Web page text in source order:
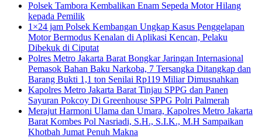
Polsek Tambora Kembalikan Enam Sepeda Motor Hilang
kepada Pemilik
1×24 jam Polsek Kembangan Ungkap Kasus Penggelapan
Motor Bermodus Kenalan di Aplikasi Kencan, Pelaku
Dibekuk di Ciputat
Polres Metro Jakarta Barat Bongkar Jaringan Internasional
Pemasok Bahan Baku Narkoba, 7 Tersangka Ditangkap dan
Barang Bukti 1,1 ton Senilai Rp119 Miliar Dimusnahkan
Kapolres Metro Jakarta Barat Tinjau SPPG dan Panen
Sayuran Pokcoy Di Greenhouse SPPG Polri Palmerah
Merajut Harmoni Ulama dan Umara, Kapolres Metro Jakarta
Barat Kombes Pol Nasriadi, S.H., S.I.K., M.H Sampaikan
Khotbah Jumat Penuh Makna